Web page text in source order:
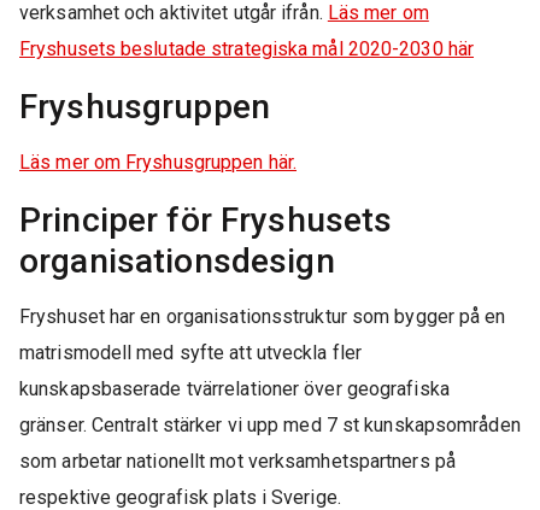
verksamhet och aktivitet utgår ifrån. Läs mer om
Fryshusets beslutade strategiska mål 2020-2030 här
Fryshusgruppen
Läs mer om Fryshusgruppen här.
Principer för Fryshusets
organisationsdesign
Fryshuset har en organisationsstruktur som bygger på en
matrismodell med syfte att utveckla fler
kunskapsbaserade tvärrelationer över geografiska
gränser. Centralt stärker vi upp med 7 st kunskapsområden
som arbetar nationellt mot verksamhetspartners på
respektive geografisk plats i Sverige.